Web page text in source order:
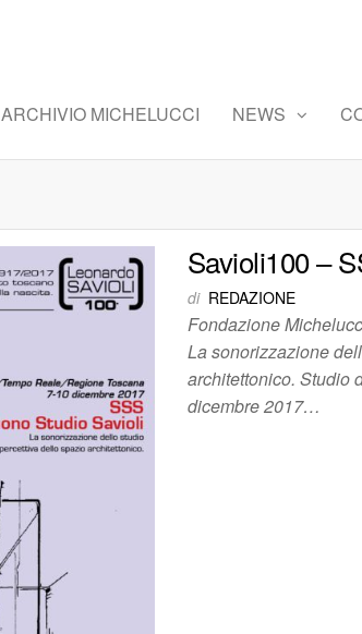
ARCHIVIO MICHELUCCI NEWS
Savioli100 –
di REDAZIONE
Fondazione
La sonorizzazione
architettonico. Studio
dicembre 2017…